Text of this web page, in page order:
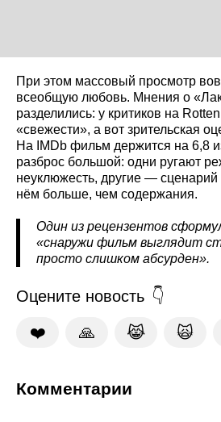
При этом массовый просмотр
всеобщую любовь. Мнения о
разделились: у критиков на
«свежести», а вот зрительская
На IMDb фильм держится на 6,8
разброс большой: одни ругают
неуклюжесть, другие — сценарий
нём больше, чем содержания.
Один из рецензентов
«снаружи фильм выглядит
просто слишком абсурден».
Оцените новость
❤️ 🙏 😹 🙀
Комментарии